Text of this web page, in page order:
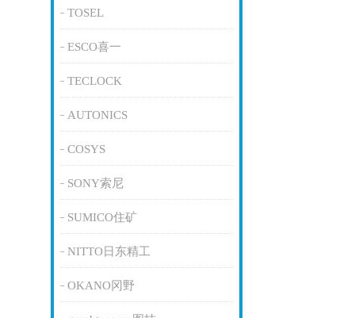
TOSEL
ESCO喜一
TECLOCK
AUTONICS
COSYS
SONY索尼
SUMICO住矿
NITTO日东精工
OKANO冈野